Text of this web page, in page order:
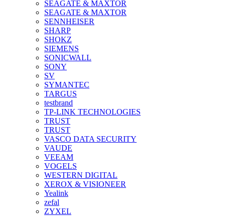
SEAGATE & MAXTOR
SEAGATE & MAXTOR
SENNHEISER
SHARP
SHOKZ
SIEMENS
SONICWALL
SONY
SV
SYMANTEC
TARGUS
testbrand
TP-LINK TECHNOLOGIES
TRUST
TRUST
VASCO DATA SECURITY
VAUDE
VEEAM
VOGELS
WESTERN DIGITAL
XEROX & VISIONEER
Yealink
zefal
ZYXEL